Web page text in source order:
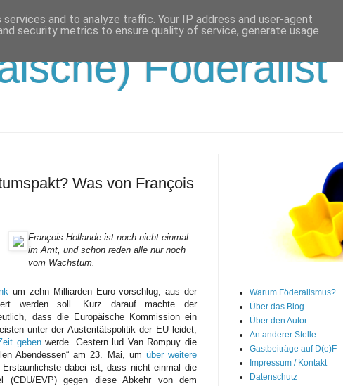
Föderalist
Was von François
François Hollande ist noch nicht einmal
im Amt, und schon reden alle nur noch
vom Wachstum.
um zehn Milliarden Euro vorschlug, aus der
werden soll. Kurz darauf machte der
dass die Europäische Kommission ein
unter der Austeritätspolitik der EU leidet,
geben werde. Gestern lud Van Rompuy die
Abendessen“ am 23. Mai, um über weitere
Erstaunlichste dabei ist, dass nicht einmal die
(CDU/EVP) gegen diese Abkehr von dem
Warum Föderalismus?
Über das Blog
Über den Autor
An anderer Stelle
Gastbeiträge auf D(e)F
Impressum / Kontakt
Datenschutz
and to analyze traffic. Your IP address and user-agent
security metrics to ensure quality of service, generate usage